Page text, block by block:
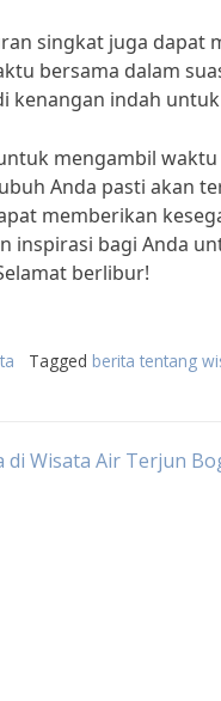
singkat juga
bersama dalam
kenangan indah
mengambil
Anda pasti akan
memberikan
inspirasi bagi Anda
berlibur!
Tagged berita tentang
di Wisata Air Terjun